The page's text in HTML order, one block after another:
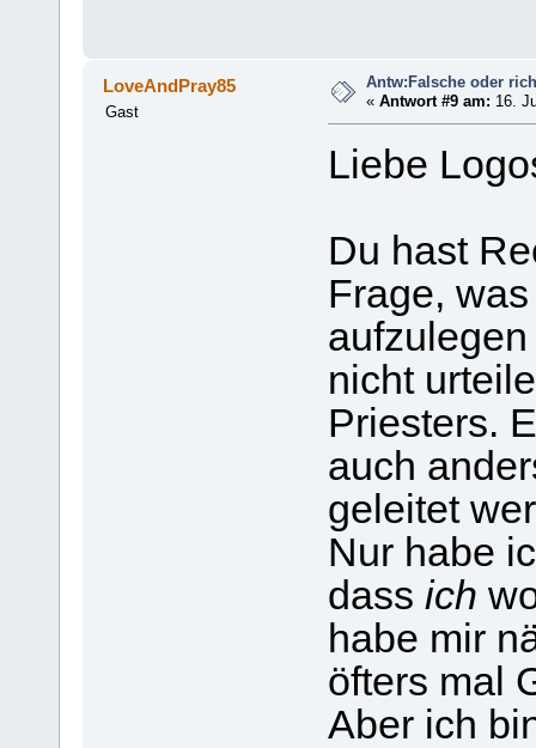
LoveAndPray85
Gast
Antw:Falsche oder
«Antwort #9 am: 16.
Liebe
Du hast
Frage,
aufzulegen
nicht
Priesters.
auch
geleitet
Nur habe
dass ich
habe mir
öfters mal
Aber ich